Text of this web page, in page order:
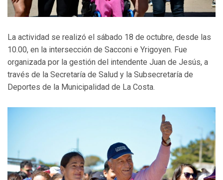
La actividad se realizó el sábado 18 de octubre, desde las
10.00, en la intersección de Sacconi e Yrigoyen. Fue
organizada por la gestión del intendente Juan de Jesús, a
través de la Secretaría de Salud y la Subsecretaría de
Deportes de la Municipalidad de La Costa.